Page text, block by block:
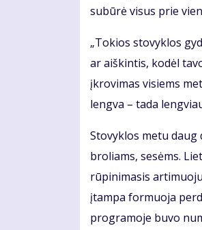
subūrė visus prie
„Tokios stovyklos
ar aiškintis, kodėl
įkrovimas visiems
lengva – tada
Stovyklos metu daug
broliams, sesėms.
rūpinimasis
įtampa formuoja
programoje buvo